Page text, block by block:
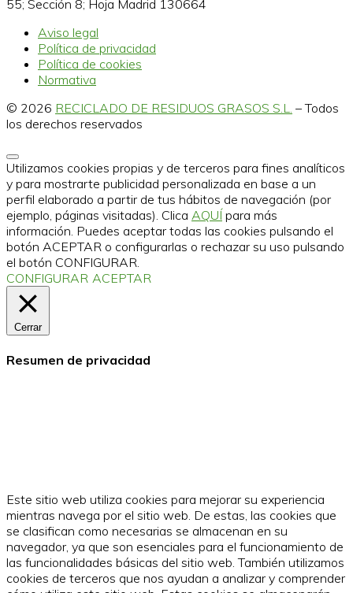
55; Sección 8; Hoja Madrid 130664
Aviso legal
Política de privacidad
Política de cookies
Normativa
© 2026 RECICLADO DE RESIDUOS GRASOS S.L. – Todos
los derechos reservados
Utilizamos cookies propias y de terceros para fines analíticos
y para mostrarte publicidad personalizada en base a un
perfil elaborado a partir de tus hábitos de navegación (por
ejemplo, páginas visitadas). Clica AQUÍpara más
información. Puedes aceptar todas las cookies pulsando el
botón ACEPTAR o configurarlas o rechazar su uso pulsando
el botón CONFIGURAR.
CONFIGURAR ACEPTAR
Cerrar
Resumen de privacidad
Este sitio web utiliza cookies para mejorar su experiencia
mientras navega por el sitio web. De estas, las cookies que
se clasifican como necesarias se almacenan en su
navegador, ya que son esenciales para el funcionamiento de
las funcionalidades básicas del sitio web. También utilizamos
cookies de terceros que nos ayudan a analizar y comprender